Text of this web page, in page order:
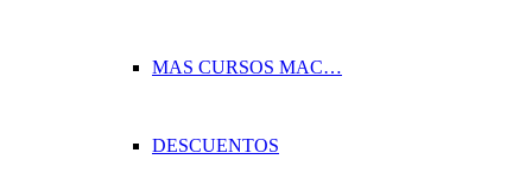
MAS CURSOS MAC…
DESCUENTOS